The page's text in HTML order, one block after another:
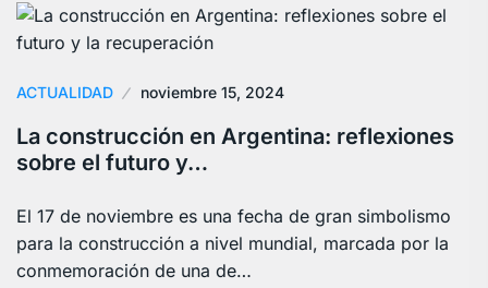
ACTUALIDAD noviembre 15, 2024
La construcción en Argentina: reflexiones
sobre el futuro y…
El 17 de noviembre es una fecha de gran simbolismo
para la construcción a nivel mundial, marcada por la
conmemoración de una de…